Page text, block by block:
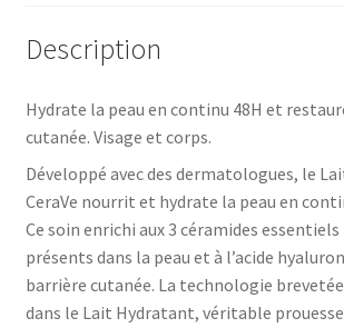
Description
Hydrate la peau en continu 48H et
cutanée. Visage et corps.
Développé avec des dermatologues, le
CeraVe nourrit et hydrate la peau en
Ce soin enrichi aux 3 céramides
présents dans la peau et à l’acide
barrière cutanée. La technologie
dans le Lait Hydratant, véritable